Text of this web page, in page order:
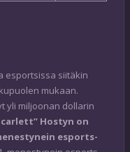
esportsissa siitäkin
mukaan.
yli miljoonan dollarin
Hostyn on
esports-